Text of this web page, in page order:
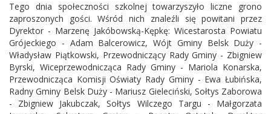
Tego dnia społeczności szkolnej towarzyszyło liczne grono
zaproszonych gości. Wśród nich znaleźli się powitani przez
Dyrektor - Marzenę Jakóbowską-Kępkę: Wicestarosta Powiatu
Grójeckiego - Adam Balcerowicz, Wójt Gminy Belsk Duży -
Władysław Piątkowski, Przewodniczący Rady Gminy - Zbigniew
Byrski, Wiceprzewodnicząca Rady Gminy - Mariola Konarska,
Przewodnicząca Komisji Oświaty Rady Gminy - Ewa Łubińska,
Radny Gminy Belsk Duży - Mariusz Gieleciński, Sołtys Zaborowa
- Zbigniew Jakubczak, Sołtys Wilczego Targu - Małgorzata